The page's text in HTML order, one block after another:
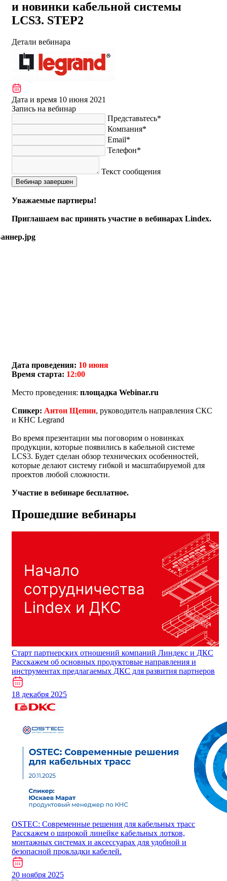
и новинки кабельной системы
LCS3. STEP2
Детали вебинара
Дата и время 10 июня 2021
Запись на вебинар
Представьтесь*
Компания*
Email*
Телефон*
Текст сообщения
Вебинар завершен
Уважаемые партнеры!
Приглашаем вас принять участие в вебинарах Lindex.
Дата проведения: 10 июня
Время старта: 12:00
Место проведения: площадка Webinar.ru
Спикер: Антон Щепин, руководитель направления СКС
и КНС Legrand
Во время презентации мы поговорим о новинках
продукции, которые появились в кабельной системе
LCS3. Будет сделан обзор технических особенностей,
которые делают систему гибкой и масштабируемой для
проектов любой сложности.
Участие в вебинаре бесплатное.
Прошедшие вебинары
Cтарт партнерских отношений компаний Линдекс и ДКС
Расскажем об основных продуктовые направления и
инструментах предлагаемых ДКС для развития партнеров
18 декабря 2025
​​​​​OSTEC: Современные решения для кабельных трасс
Расскажем о широкой линейке кабельных лотков,
монтажных системах и аксессуарах для удобной и
безопасной прокладки кабелей.
20 ноября 2025